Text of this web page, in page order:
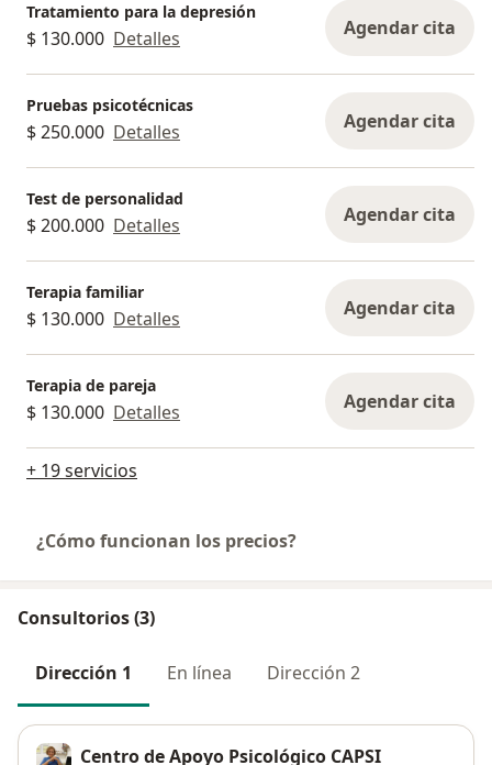
Tratamiento para la depresión
$ 130.000 Detalles Agendar cita
Pruebas psicotécnicas
$ 250.000 Detalles Agendar cita
Test de personalidad
$ 200.000 Detalles Agendar cita
Terapia familiar
$ 130.000 Detalles Agendar cita
Terapia de pareja
$ 130.000 Detalles Agendar cita
+ 19 servicios
¿Cómo funcionan los precios?
Consultorios (3)
Dirección 1 En línea Dirección 2
Centro de Apoyo Psicológico CAPSI